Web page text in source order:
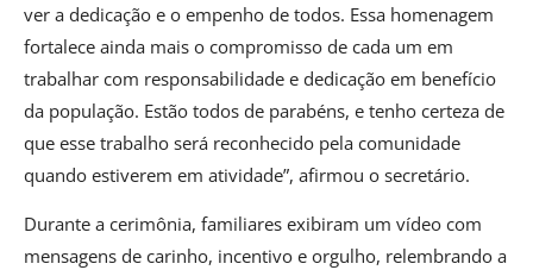
ver a dedicação e o empenho de todos. Essa homenagem
fortalece ainda mais o compromisso de cada um em
trabalhar com responsabilidade e dedicação em benefício
da população. Estão todos de parabéns, e tenho certeza de
que esse trabalho será reconhecido pela comunidade
quando estiverem em atividade”, afirmou o secretário.
Durante a cerimônia, familiares exibiram um vídeo com
mensagens de carinho, incentivo e orgulho, relembrando a